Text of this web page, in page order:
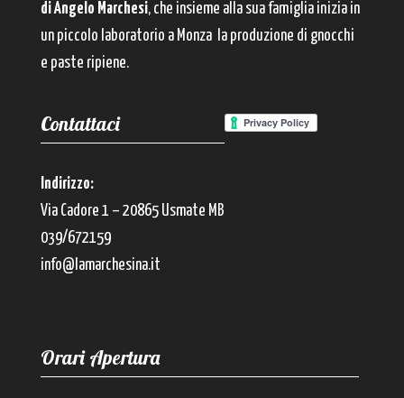
di Angelo Marchesi, che insieme alla sua famiglia inizia in
un piccolo laboratorio a Monza la produzione di gnocchi
e paste ripiene.
Contattaci
Indirizzo:
Via Cadore 1 – 20865 Usmate MB
039/672159
info@lamarchesina.it
Orari Apertura